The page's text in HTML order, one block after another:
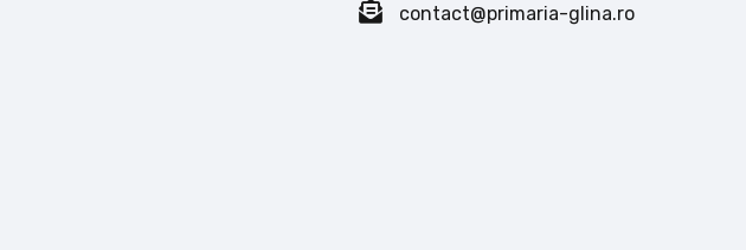
contact@primaria-glina.ro